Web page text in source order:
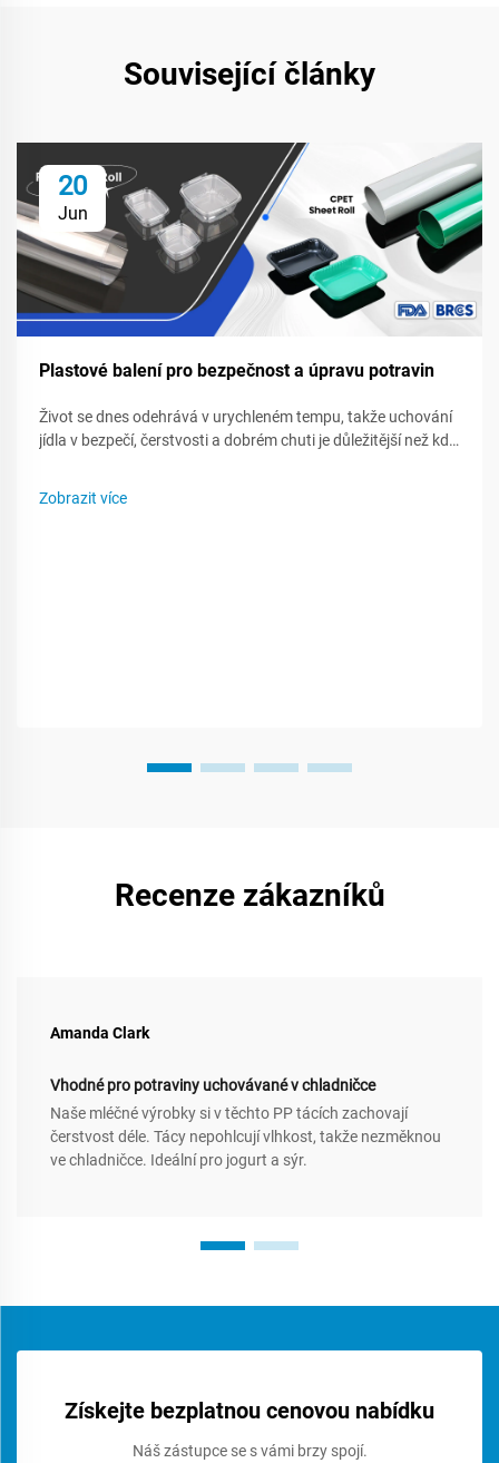
Související články
20
Jun
Plastové balení pro bezpečnost a úpravu potravin
Život se dnes odehrává v urychleném tempu, takže uchování
jídla v bezpečí, čerstvosti a dobrém chuti je důležitější než kdy
obaly uzavírají kvalitu, bojují proti zkazení a blokují bakterie,
Zobrazit více
Recenze zákazníků
Amanda Clark
Vhodné pro potraviny uchovávané v chladničce
Naše mléčné výrobky si v těchto PP tácích zachovají
čerstvost déle. Tácy nepohlcují vlhkost, takže nezměknou
ve chladničce. Ideální pro jogurt a sýr.
Získejte bezplatnou cenovou nabídku
Náš zástupce se s vámi brzy spojí.